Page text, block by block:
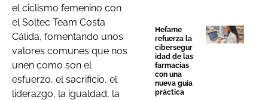
el ciclismo femenino con
el Soltec Team Costa
Cálida, fomentando unos
valores comunes que nos
unen como son el
esfuerzo, el sacrificio, el
liderazgo, la igualdad, la
Hefame
refuerza la
cibersegur
idad de las
farmacias
con una
nueva guía
práctica